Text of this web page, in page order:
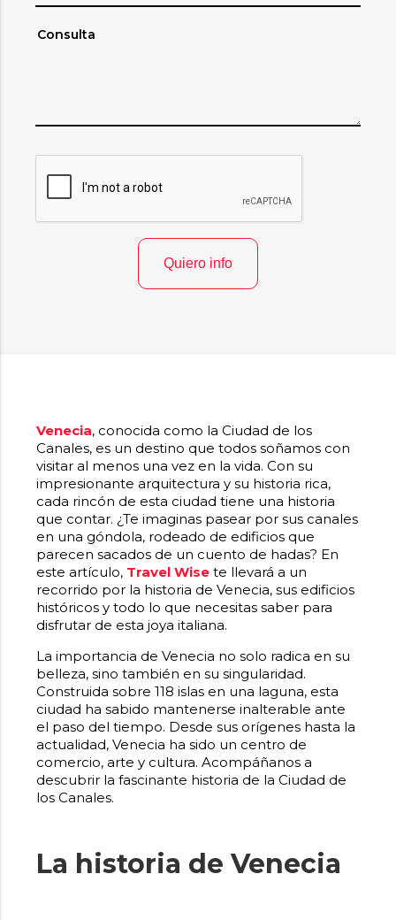
Venecia, conocida como la Ciudad de los
Canales, es un destino que todos soñamos con
visitar al menos una vez en la vida. Con su
impresionante arquitectura y su historia rica,
cada rincón de esta ciudad tiene una historia
que contar. ¿Te imaginas pasear por sus canales
en una góndola, rodeado de edificios que
parecen sacados de un cuento de hadas? En
este artículo, Travel Wisete llevará a un
recorrido por la historia de Venecia, sus edificios
históricos y todo lo que necesitas saber para
disfrutar de esta joya italiana.
La importancia de Venecia no solo radica en su
belleza, sino también en su singularidad.
Construida sobre 118 islas en una laguna, esta
ciudad ha sabido mantenerse inalterable ante
el paso del tiempo. Desde sus orígenes hasta la
actualidad, Venecia ha sido un centro de
comercio, arte y cultura. Acompáñanos a
descubrir la fascinante historia de la Ciudad de
los Canales.
La historia de Venecia